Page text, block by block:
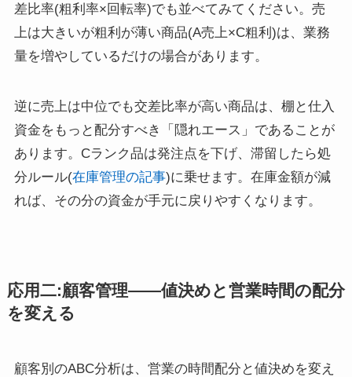
差比率(粗利率×回転率)でも並べてみてください。売
上は大きいが粗利が薄い商品(A売上×C粗利)は、業務
量を増やしているだけの場合があります。
逆に売上は中位でも交差比率が高い商品は、棚と仕入
資金をもっと配分すべき「隠れエース」であることが
あります。Cランク品は発注点を下げ、滞留したら処
分ルール(在庫管理の記事)に乗せます。在庫金額が減
れば、その分の資金が手元に戻りやすくなります。
応用二:顧客管理――値決めと営業時間の配分
を変える
顧客別のABC分析は、営業の時間配分と値決めを変え